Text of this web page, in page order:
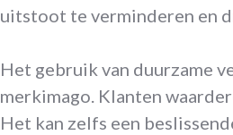
uitstoot te verminderen en
Het gebruik van duurzame
merkimago. Klanten
Het kan zelfs een